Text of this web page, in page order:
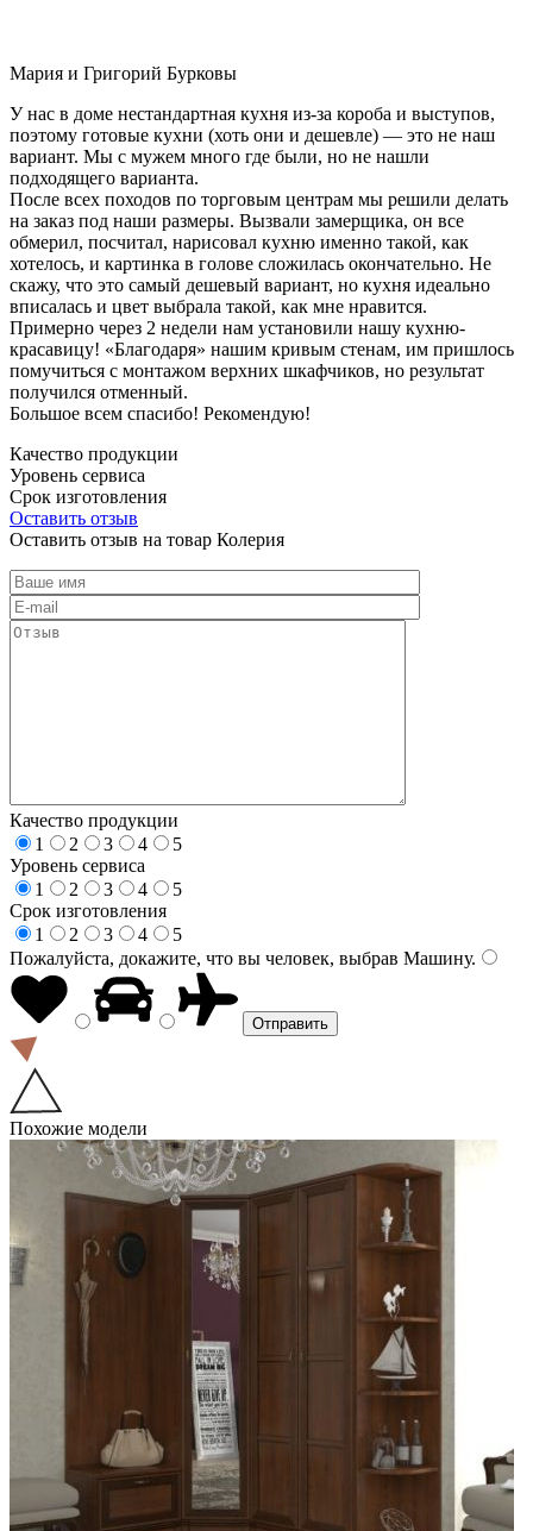
Мария и Григорий Бурковы
У нас в доме нестандартная кухня из-за короба и выступов,
поэтому готовые кухни (хоть они и дешевле) — это не наш
вариант. Мы с мужем много где были, но не нашли
подходящего варианта.
После всех походов по торговым центрам мы решили делать
на заказ под наши размеры. Вызвали замерщика, он все
обмерил, посчитал, нарисовал кухню именно такой, как
хотелось, и картинка в голове сложилась окончательно. Не
скажу, что это самый дешевый вариант, но кухня идеально
вписалась и цвет выбрала такой, как мне нравится.
Примерно через 2 недели нам установили нашу кухню-
красавицу! «Благодаря» нашим кривым стенам, им пришлось
помучиться с монтажом верхних шкафчиков, но результат
получился отменный.
Большое всем спасибо! Рекомендую!
Качество продукции
Уровень сервиса
Срок изготовления
Оставить отзыв
Оставить отзыв на товар Колерия
Качество продукции
1
2 3 4
5
Уровень сервиса
1
2 3 4
5
Срок изготовления
1
2 3 4
5
Пожалуйста, докажите, что вы человек, выбрав Машину.
Похожие модели